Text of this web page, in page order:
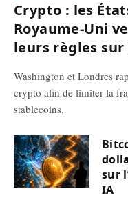
Crypto : les
Royaume-Uni
leurs règles
Washington et Londres
crypto afin de limiter la
stablecoins.
sur
IA